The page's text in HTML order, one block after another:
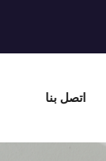
اتصل بنا